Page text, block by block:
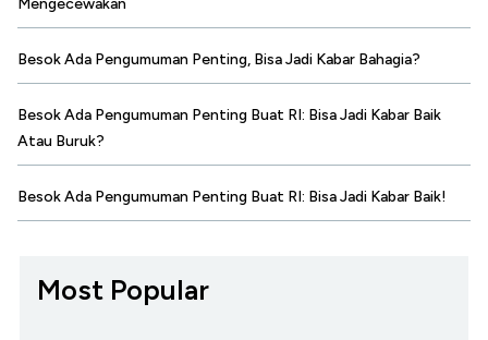
Mengecewakan
Besok Ada Pengumuman Penting, Bisa Jadi Kabar Bahagia?
Besok Ada Pengumuman Penting Buat RI: Bisa Jadi Kabar Baik
Atau Buruk?
Besok Ada Pengumuman Penting Buat RI: Bisa Jadi Kabar Baik!
Most Popular